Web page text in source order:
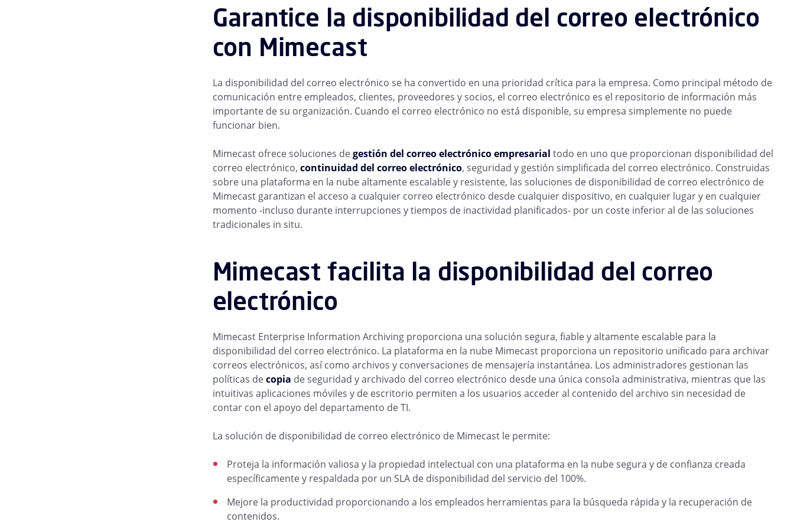
Garantice la disponibilidad del correo electrónico
con Mimecast
La disponibilidad del correo electrónico se ha convertido en una prioridad crítica para la empresa. Como principal método de
comunicación entre empleados, clientes, proveedores y socios, el correo electrónico es el repositorio de información más
importante de su organización. Cuando el correo electrónico no está disponible, su empresa simplemente no puede
funcionar bien.
Mimecast ofrece soluciones degestión del correo electrónico empresarial todo en uno que proporcionan disponibilidad del
correo electrónico, continuidad del correo electrónico, seguridad y gestión simplificada del correo electrónico. Construidas
sobre una plataforma en la nube altamente escalable y resistente, las soluciones de disponibilidad de correo electrónico de
Mimecast garantizan el acceso a cualquier correo electrónico desde cualquier dispositivo, en cualquier lugar y en cualquier
momento -incluso durante interrupciones y tiempos de inactividad planificados- por un coste inferior al de las soluciones
tradicionales in situ.
Mimecast facilita la disponibilidad del correo
electrónico
Mimecast Enterprise Information Archiving proporciona una solución segura, fiable y altamente escalable para la
disponibilidad del correo electrónico. La plataforma en la nube Mimecast proporciona un repositorio unificado para archivar
correos electrónicos, así como archivos y conversaciones de mensajería instantánea. Los administradores gestionan las
políticas decopia de seguridad y archivado del correo electrónico desde una única consola administrativa, mientras que las
intuitivas aplicaciones móviles y de escritorio permiten a los usuarios acceder al contenido del archivo sin necesidad de
contar con el apoyo del departamento de TI.
La solución de disponibilidad de correo electrónico de Mimecast le permite:
Proteja la información valiosa y la propiedad intelectual con una plataforma en la nube segura y de confianza creada
específicamente y respaldada por un SLA de disponibilidad del servicio del 100%.
Mejore la productividad proporcionando a los empleados herramientas para la búsqueda rápida y la recuperación de
contenidos.